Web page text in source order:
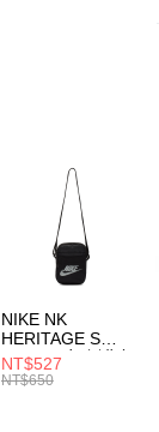
NIKE NK
HERITAGE S
SMIT 男女 側背包
BA5871010
NT$527
NT$650